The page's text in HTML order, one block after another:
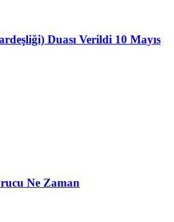
Duası Verildi 10 Mayıs
Ne Zaman